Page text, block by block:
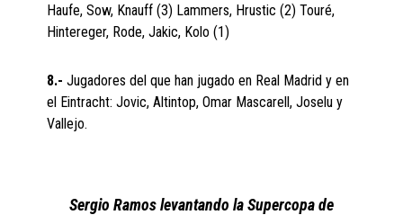
Haufe, Sow, Knauff (3) Lammers, Hrustic (2) Touré,
Hintereger, Rode, Jakic, Kolo (1)
8.- Jugadores del que han jugado en Real Madrid y en
el Eintracht: Jovic, Altintop, Omar Mascarell, Joselu y
Vallejo.
Sergio Ramos levantando la Supercopa de